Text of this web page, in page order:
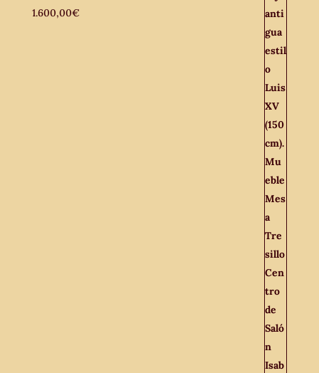
1.600,00€